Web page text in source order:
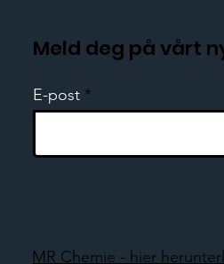
Meld deg på vårt
E-post
MR Chemie - hier